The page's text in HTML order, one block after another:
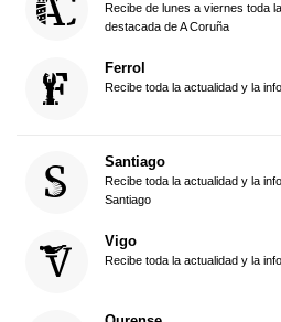
Recibe de lunes a viernes toda
destacada de A Coruña
Ferrol
Recibe toda la actualidad y la
Santiago
Recibe toda la actualidad y la
Santiago
Vigo
Recibe toda la actualidad y la